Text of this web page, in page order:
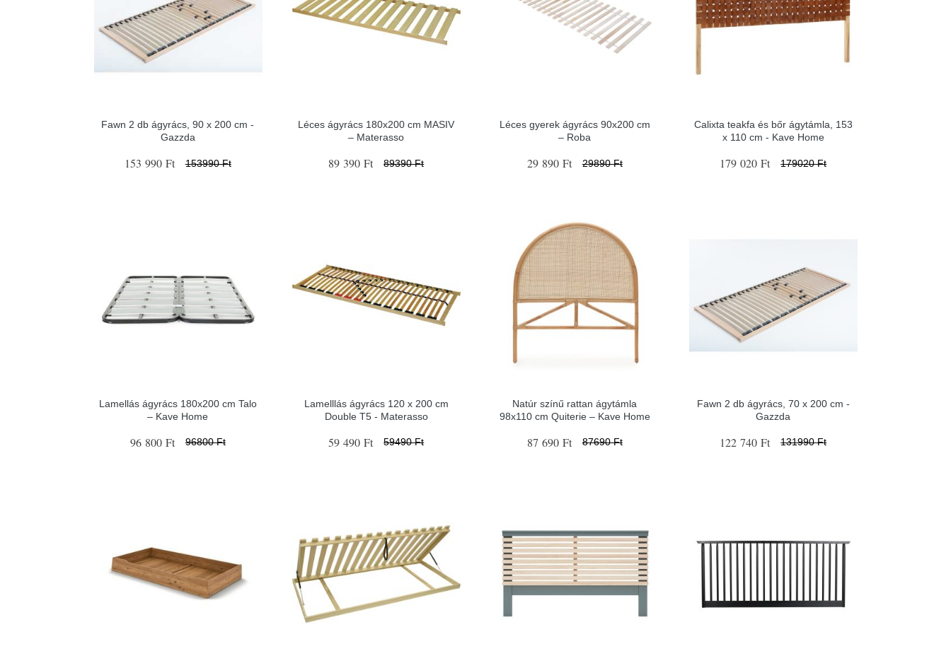
Fawn 2 db ágyrács, 90 x 200 cm -
Gazzda
153 990 Ft 153990 Ft
Léces ágyrács 180x200 cm MASIV
– Materasso
89 390 Ft 89390 Ft
Léces gyerek ágyrács 90x200 cm
– Roba
29 890 Ft 29890 Ft
Calixta teakfa és bőr ágytámla, 153
x 110 cm - Kave Home
179 020 Ft 179020 Ft
Lamellás ágyrács 180x200 cm Talo
– Kave Home
96 800 Ft 96800 Ft
Lamelllás ágyrács 120 x 200 cm
Double T5 - Materasso
59 490 Ft 59490 Ft
Natúr színű rattan ágytámla
98x110 cm Quiterie – Kave Home
87 690 Ft 87690 Ft
Fawn 2 db ágyrács, 70 x 200 cm -
Gazzda
122 740 Ft 131990 Ft